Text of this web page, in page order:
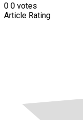
0 0 votes
Article Rating